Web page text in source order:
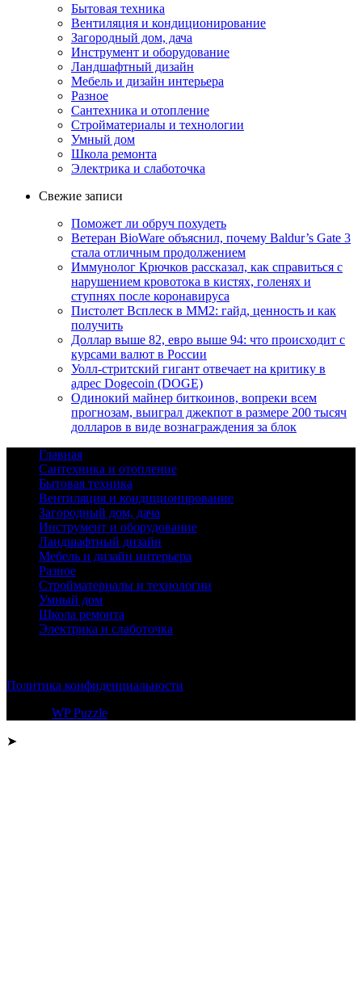
Бытовая техника
Вентиляция и кондиционирование
Загородный дом, дача
Инструмент и оборудование
Ландшафтный дизайн
Мебель и дизайн интерьера
Разное
Сантехника и отопление
Стройматериалы и технологии
Умный дом
Школа ремонта
Электрика и слаботочка
Свежие записи
Поможет ли обруч похудеть
Ветеран BioWare объяснил, почему Baldur’s Gate 3
стала отличным продолжением
Иммунолог Крючков рассказал, как справиться с
нарушением кровотока в кистях, голенях и
ступнях после коронавируса
Пистолет Всплеск в MM2: гайд, ценность и как
получить
Доллар выше 82, евро выше 94: что происходит с
курсами валют в России
Уолл-стритский гигант отвечает на критику в
адрес Dogecoin (DOGE)
Одинокий майнер биткоинов, вопреки всем
прогнозам, выиграл джекпот в размере 200 тысяч
долларов в виде вознаграждения за блок
Главная
Сантехника и отопление
Бытовая техника
Вентиляция и кондиционирование
Загородный дом, дача
Инструмент и оборудование
Ландшафтный дизайн
Мебель и дизайн интерьера
Разное
Стройматериалы и технологии
Умный дом
Школа ремонта
Электрика и слаботочка
Политика конфиденциальности
WP Puzzle
➤